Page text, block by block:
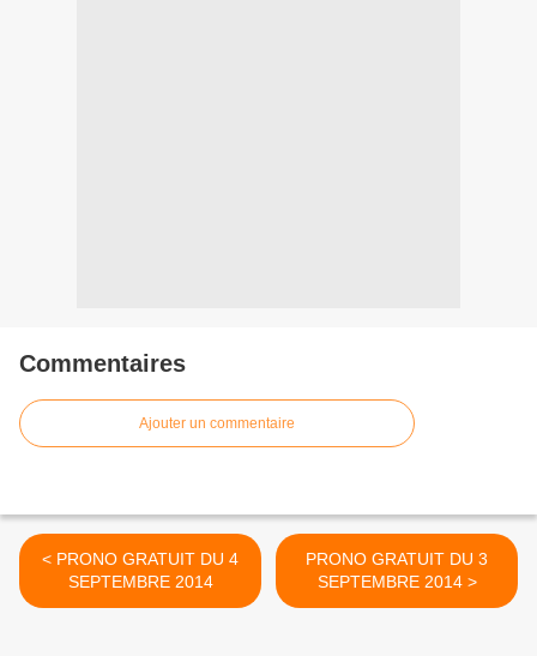
Commentaires
Ajouter un commentaire
< PRONO GRATUIT DU 4
SEPTEMBRE 2014
PRONO GRATUIT DU 3
SEPTEMBRE 2014 >